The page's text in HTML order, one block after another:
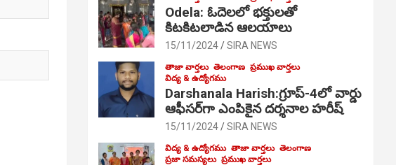
Odela: ఓదెల‌లో భక్తులతో
కిటకిటలాడిన ఆల‌యాలు
15/11/2024 SIRA NEWS
తాజా వార్తలు తెలంగాణ ప్రముఖ వార్తలు
విద్య & ఉద్యోగము
Darshanala Harish:గ్రూప్-4లో వార్డు
ఆఫీసర్‌గా ఎంపికైన దర్శనాల హరీష్
15/11/2024 SIRA NEWS
విద్య & ఉద్యోగము తాజా వార్తలు తెలంగాణ
ప్రజా సమస్యలు ప్రముఖ వార్తలు